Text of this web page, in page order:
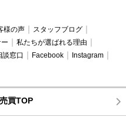
様の声
スタッフブログ
私たちが選ばれる理由
談窓口 Facebook
Instagram
売買TOP